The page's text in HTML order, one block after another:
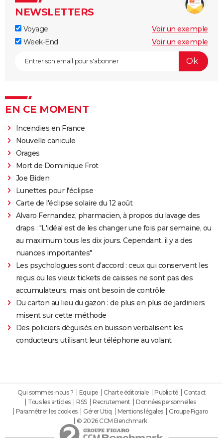
NEWSLETTERS
Voyage
Voir un exemple
Week-End
Voir un exemple
EN CE MOMENT
Incendies en France
Nouvelle canicule
Orages
Mort de Dominique Frot
Joe Biden
Lunettes pour l'éclipse
Carte de l'éclipse solaire du 12 août
Alvaro Fernandez, pharmacien, à propos du lavage des
draps : "L'idéal est de les changer une fois par semaine, ou
au maximum tous les dix jours. Cependant, il y a des
nuances importantes"
Les psychologues sont d'accord : ceux qui conservent les
reçus ou les vieux tickets de caisses ne sont pas des
accumulateurs, mais ont besoin de contrôle
Du carton au lieu du gazon : de plus en plus de jardiniers
misent sur cette méthode
Des policiers déguisés en buisson verbalisent les
conducteurs utilisant leur téléphone au volant
Qui sommes-nous ? Equipe Charte éditoriale Publicité
Contact
Tous les articles
RSS Recrutement
Données personnelles
Paramétrer les cookies
Gérer Utiq Mentions légales
Groupe Figaro
© 2026 CCM Benchmark